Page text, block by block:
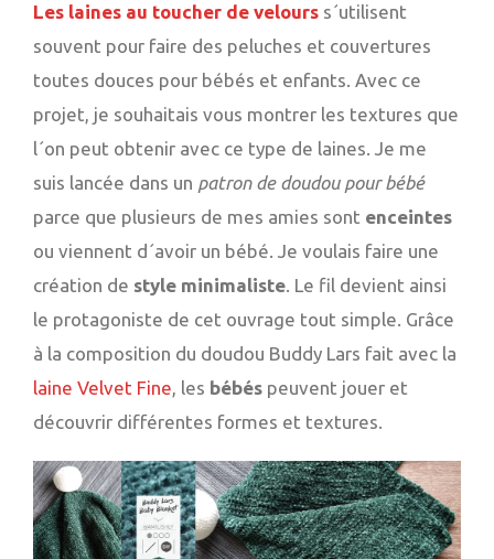
Les laines au toucher de velours s´utilisent
souvent pour faire des peluches et couvertures
toutes douces pour bébés et enfants. Avec ce
projet, je souhaitais vous montrer les textures que
l´on peut obtenir avec ce type de laines. Je me
suis lancée dans un patron de doudou pour bébé
parce que plusieurs de mes amies sont enceintes
ou viennent d´avoir un bébé. Je voulais faire une
création de style minimaliste. Le fil devient ainsi
le protagoniste de cet ouvrage tout simple. Grâce
à la composition du doudou Buddy Lars fait avec la
laine Velvet Fine, les bébés peuvent jouer et
découvrir différentes formes et textures.